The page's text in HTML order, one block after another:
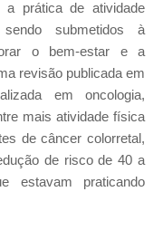
a prática de atividade
submetidos à
o bem-estar e a
revisão publicada em
em oncologia,
mais atividade física
de câncer colorretal,
de risco de 40 a
estavam praticando